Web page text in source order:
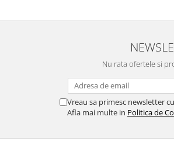
Nu rata ofertele si
Vreau sa primesc newsletter
Afla mai multe in Politica de